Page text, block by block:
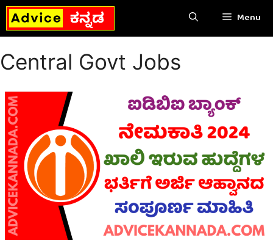
Skip
content
Menu
Central Govt Jobs